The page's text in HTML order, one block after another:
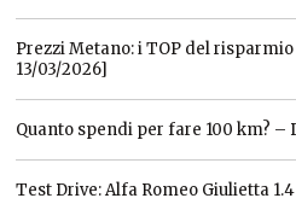
Prezzi Metano: i TOP del risparmio
13/03/2026]
Quanto spendi per fare 100 km? –
Test Drive: Alfa Romeo Giulietta